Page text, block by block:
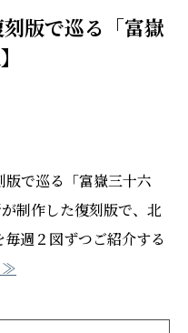
版で巡る「富嶽
で巡る「富嶽三十六
制作した復刻版で、北
週２図ずつご紹介する
≫